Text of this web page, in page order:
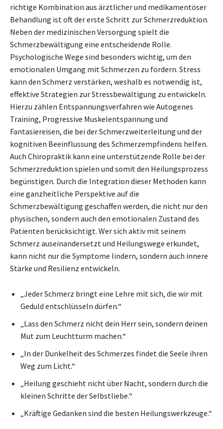
richtige Kombination aus ärztlicher und medikamentöser
Behandlung ist oft der erste Schritt zur Schmerzreduktion.
Neben der medizinischen Versorgung spielt die
Schmerzbewältigung eine entscheidende Rolle.
Psychologische Wege sind besonders wichtig, um den
emotionalen Umgang mit Schmerzen zu fördern. Stress
kann den Schmerz verstärken, weshalb es notwendig ist,
effektive Strategien zur Stressbewältigung zu entwickeln.
Hierzu zählen Entspannungsverfahren wie Autogenes
Training, Progressive Muskelentspannung und
Fantasiereisen, die bei der Schmerzweiterleitung und der
kognitiven Beeinflussung des Schmerzempfindens helfen.
Auch Chiropraktik kann eine unterstützende Rolle bei der
Schmerzreduktion spielen und somit den Heilungsprozess
begünstigen. Durch die Integration dieser Methoden kann
eine ganzheitliche Perspektive auf die
Schmerzbewältigung geschaffen werden, die nicht nur den
physischen, sondern auch den emotionalen Zustand des
Patienten berücksichtigt. Wer sich aktiv mit seinem
Schmerz auseinandersetzt und Heilungswege erkundet,
kann nicht nur die Symptome lindern, sondern auch innere
Stärke und Resilienz entwickeln.
„Jeder Schmerz bringt eine Lehre mit sich, die wir mit
Geduld entschlüsseln dürfen.“
„Lass den Schmerz nicht dein Herr sein, sondern deinen
Mut zum Leuchtturm machen.“
„In der Dunkelheit des Schmerzes findet die Seele ihren
Weg zum Licht.“
„Heilung geschieht nicht über Nacht, sondern durch die
kleinen Schritte der Selbstliebe.“
„Kräftige Gedanken sind die besten Heilungswerkzeuge.“